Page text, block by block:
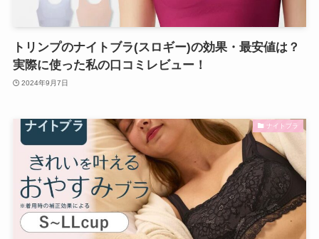
トリンプのナイトブラ(スロギー)の効果・最安値は？
実際に使った私の口コミレビュー！
2024年9月7日
ナイトブラ